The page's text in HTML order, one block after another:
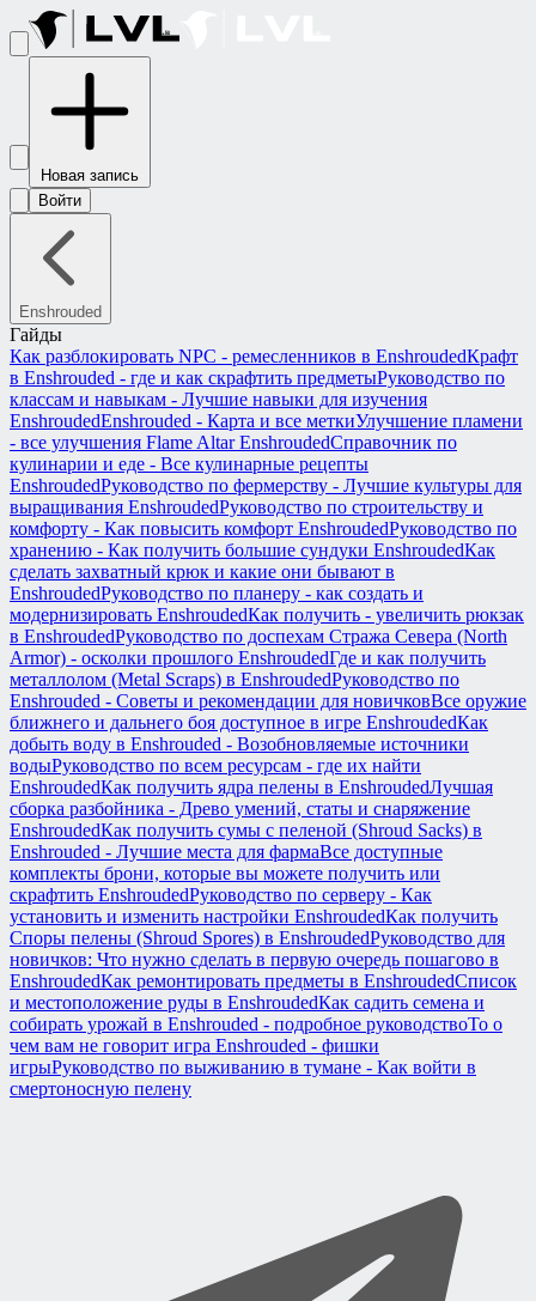
Новая запись
Войти
Enshrouded
Гайды
Как разблокировать NPC - ремесленников в EnshroudedКрафт
в Enshrouded - где и как скрафтить предметыРуководство по
классам и навыкам - Лучшие навыки для изучения
EnshroudedEnshrouded - Карта и все меткиУлучшение пламени
- все улучшения Flame Altar EnshroudedСправочник по
кулинарии и еде - Все кулинарные рецепты
EnshroudedРуководство по фермерству - Лучшие культуры для
выращивания EnshroudedРуководство по строительству и
комфорту - Как повысить комфорт EnshroudedРуководство по
хранению - Как получить большие сундуки EnshroudedКак
сделать захватный крюк и какие они бывают в
EnshroudedРуководство по планеру - как создать и
модернизировать EnshroudedКак получить - увеличить рюкзак
в EnshroudedРуководство по доспехам Стража Севера (North
Armor) - осколки прошлого EnshroudedГде и как получить
металлолом (Metal Scraps) в EnshroudedРуководство по
Enshrouded - Советы и рекомендации для новичковВсе оружие
ближнего и дальнего боя доступное в игре EnshroudedКак
добыть воду в Enshrouded - Возобновляемые источники
водыРуководство по всем ресурсам - где их найти
EnshroudedКак получить ядра пелены в EnshroudedЛучшая
сборка разбойника - Древо умений, статы и снаряжение
EnshroudedКак получить сумы с пеленой (Shroud Sacks) в
Enshrouded - Лучшие места для фармаВсе доступные
комплекты брони, которые вы можете получить или
скрафтить EnshroudedРуководство по серверу - Как
установить и изменить настройки EnshroudedКак получить
Споры пелены (Shroud Spores) в EnshroudedРуководство для
новичков: Что нужно сделать в первую очередь пошагово в
EnshroudedКак ремонтировать предметы в EnshroudedСписок
и местоположение руды в EnshroudedКак садить семена и
собирать урожай в Enshrouded - подробное руководствоТо о
чем вам не говорит игра Enshrouded - фишки
игрыРуководство по выживанию в тумане - Как войти в
смертоносную пелену